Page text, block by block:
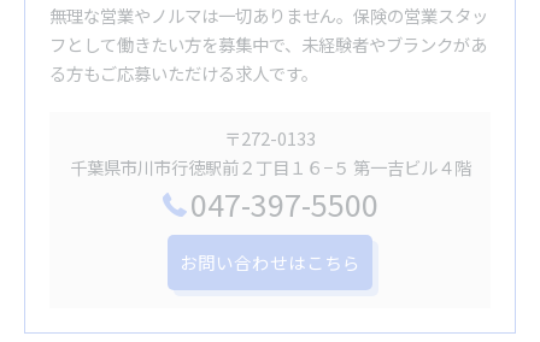
無理な営業やノルマは一切ありません。保険の営業スタッ
フとして働きたい方を募集中で、未経験者やブランクがあ
る方もご応募いただける求人です。
〒272-0133
千葉県市川市行徳駅前２丁目１６−５ 第一吉ビル４階
047-397-5500
お問い合わせはこちら